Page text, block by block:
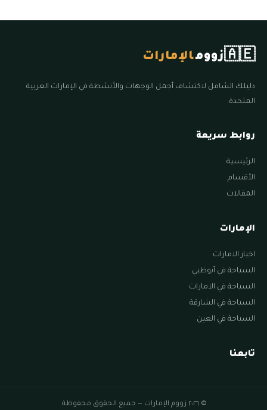
🇦🇪زوومالإمارات
دليلك الشامل لاكتشاف أجمل الوجهات والأنشطة في الإمارات العربية
المتحدة.
روابط سريعة
الرئيسية
الأقسام
المقالات
الإمارات
اخبار الامارات
السياحة في أبوظبي
السياحة في الامارات
السياحة في الشارقة
السياحة في العين
تابعنا
© ٢٠٢٦ زووم الإمارات — جميع الحقوق محفوظة.